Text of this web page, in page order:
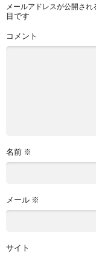
メールアドレスが公開され
目です
コメント
名前 ※
メール ※
サイト